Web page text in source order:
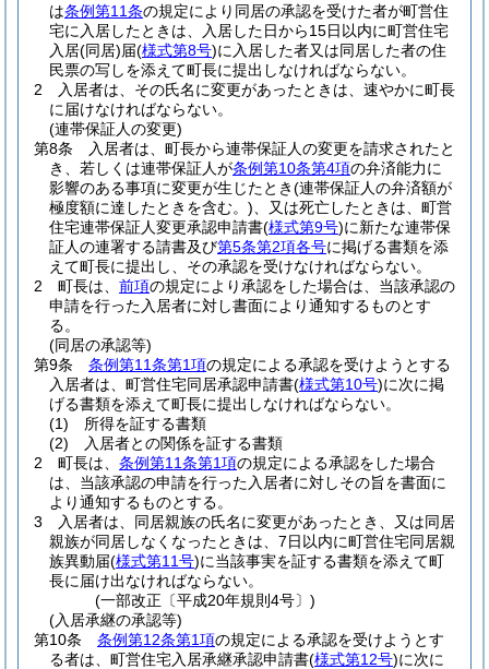
は条例第11条の規定により同居の承認を受けた者が町営住
宅に入居したときは、入居した日から15日以内に町営住宅
入居(同居)届(様式第8号)に入居した者又は同居した者の住
民票の写しを添えて町長に提出しなければならない。
2
入居者は、その氏名に変更があったときは、速やかに町長
に届けなければならない。
(連帯保証人の変更)
第8条
入居者は、町長から連帯保証人の変更を請求されたと
き、若しくは連帯保証人が条例第10条第4項の弁済能力に
影響のある事項に変更が生じたとき(連帯保証人の弁済額が
極度額に達したときを含む。) 、又は死亡したときは、町営
住宅連帯保証人変更承認申請書(様式第9号)に新たな連帯保
証人の連署する請書及び第5条第2項各号に掲げる書類を添
えて町長に提出し、その承認を受けなければならない。
2
町長は、 前項の規定により承認をした場合は、当該承認の
申請を行った入居者に対し書面により通知するものとす
る。
(同居の承認等)
第9条
条例第11条第1項の規定による承認を受けようとする
入居者は、町営住宅同居承認申請書(様式第10号)に次に掲
げる書類を添えて町長に提出しなければならない。
(1)
所得を証する書類
(2)
入居者との関係を証する書類
2
町長は、 条例第11条第1項の規定による承認をした場合
は、当該承認の申請を行った入居者に対しその旨を書面に
より通知するものとする。
3
入居者は、同居親族の氏名に変更があったとき、又は同居
親族が同居しなくなったときは、7日以内に町営住宅同居親
族異動届(様式第11号)に当該事実を証する書類を添えて町
長に届け出なければならない。
(一部改正〔平成20年規則4号〕)
(入居承継の承認等)
第10条
条例第12条第1項の規定による承認を受けようとす
る者は、町営住宅入居承継承認申請書(様式第12号)に次に